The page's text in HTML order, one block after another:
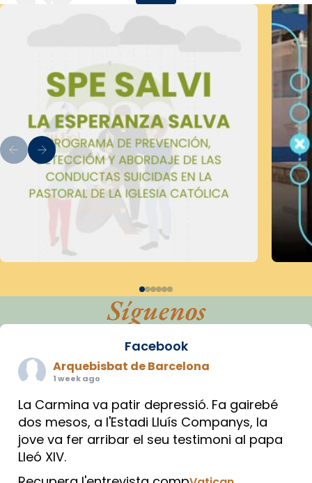
Síguenos
Facebook
Arquebisbat de Barcelona
1 week ago
La Carmina va patir depressió. Fa gairebé
dos mesos, a l'Estadi Lluís Companys, la
jove va fer arribar el seu testimoni al papa
Lleó XIV.